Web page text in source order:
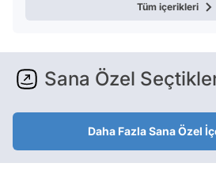
Tüm içerikleri
Sana Özel
Daha Fazla Sana Özel